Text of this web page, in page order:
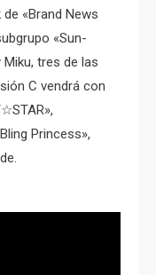
«Brand News
«Sun-
tres de las
C vendrá con
Princess»,